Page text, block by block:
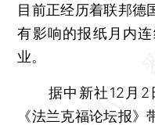
目前正经历着联邦德
有影响的报纸月内
业。
据中新社12月2
《法兰克福论坛报